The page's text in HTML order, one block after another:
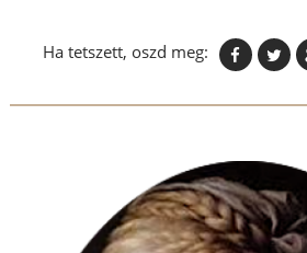
Ha tetszett, oszd meg: